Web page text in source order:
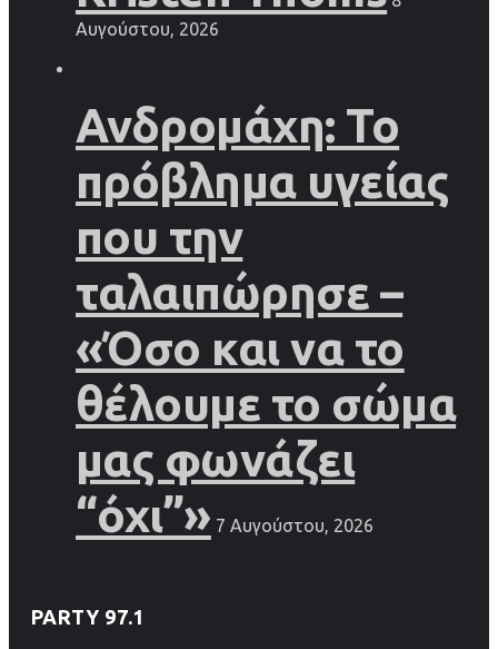
Αυγούστου, 2026
Ανδρομάχη: Το
πρόβλημα υγείας
που την
ταλαιπώρησε –
«Όσο και να το
θέλουμε το σώμα
μας φωνάζει
“όχι”» 7 Αυγούστου, 2026
PARTY 97.1